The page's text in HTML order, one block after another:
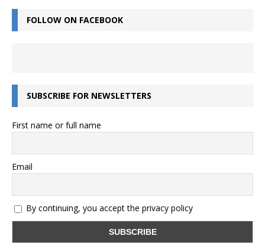
FOLLOW ON FACEBOOK
SUBSCRIBE FOR NEWSLETTERS
First name or full name
Email
By continuing, you accept the privacy policy